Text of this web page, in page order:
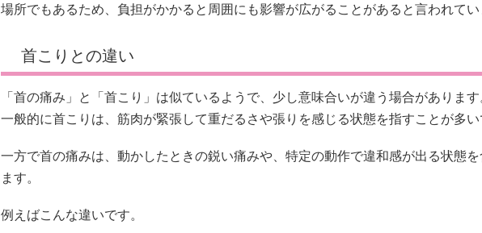
場所でもあるため、負担がかかると周囲にも影響が広がることがあると言われてい
首こりとの違い
「首の痛み」と「首こり」は似ているようで、少し意味合いが違う場合があります
一般的に首こりは、筋肉が緊張して重だるさや張りを感じる状態を指すことが多い
一方で首の痛みは、動かしたときの鋭い痛みや、特定の動作で違和感が出る状態を
ます。
例えばこんな違いです。